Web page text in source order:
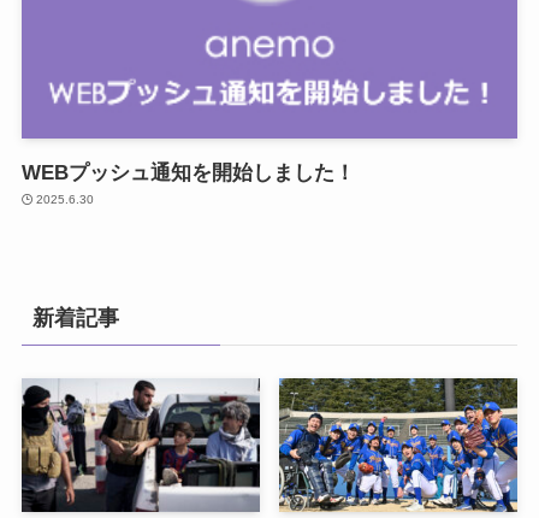
WEBプッシュ通知を開始しました！
2025.6.30
新着記事